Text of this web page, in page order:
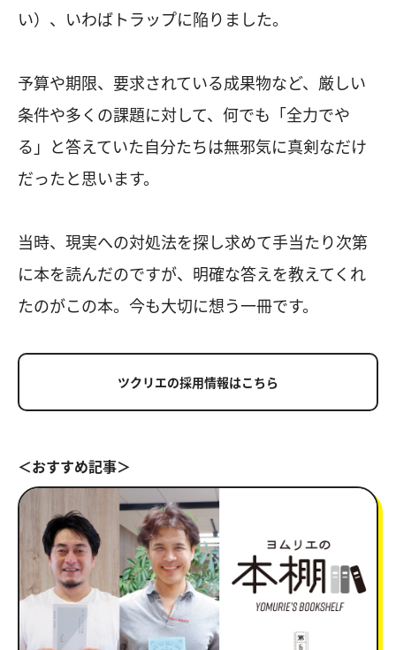
い）、いわばトラップに陥りました。
予算や期限、要求されている成果物など、厳しい
条件や多くの課題に対して、何でも「全力でや
る」と答えていた自分たちは無邪気に真剣なだけ
だったと思います。
当時、現実への対処法を探し求めて手当たり次第
に本を読んだのですが、明確な答えを教えてくれ
たのがこの本。今も大切に想う一冊です。
ツクリエの採用情報はこちら
＜おすすめ記事＞